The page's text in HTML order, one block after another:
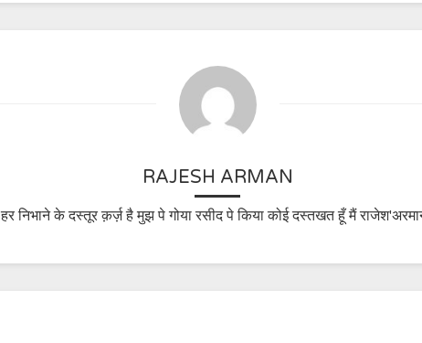
RAJESH ARMAN
हर निभाने के दस्तूर क़र्ज़ है मुझ पे गोया रसीद पे किया कोई दस्तखत हूँ मैं